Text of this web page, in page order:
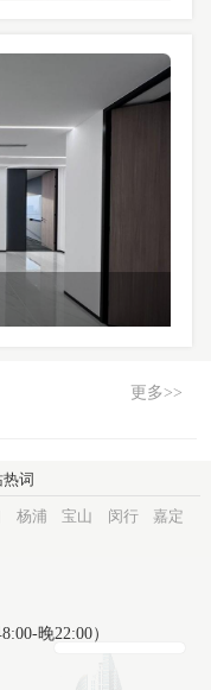
更多>>
热词
杨浦 宝山 闵行
嘉定
晚22:00）